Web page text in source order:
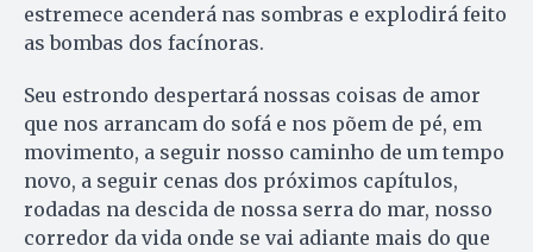
estremece acenderá nas sombras e explodirá feito
as bombas dos facínoras.
Seu estrondo despertará nossas coisas de amor
que nos arrancam do sofá e nos põem de pé, em
movimento, a seguir nosso caminho de um tempo
novo, a seguir cenas dos próximos capítulos,
rodadas na descida de nossa serra do mar, nosso
corredor da vida onde se vai adiante mais do que